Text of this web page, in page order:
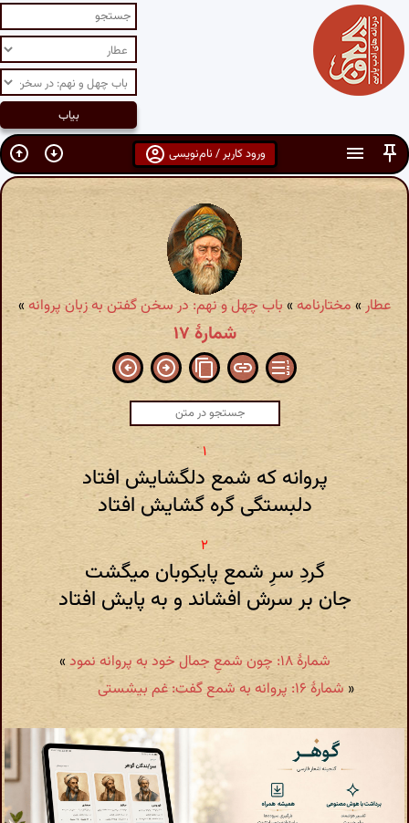
ورود کاربر / نام‌نویسی
عطار» مختارنامه» باب چهل و نهم: در سخن گفتن به زبان پروانه»
شمارهٔ ۱۷
پروانه که شمع دلگشایش افتاد
دلبستگی گره گشایش افتاد
گردِ سرِ شمع پایکوبان میگشت
جان بر سرش افشاند و به پایش افتاد
شمارهٔ ۱۸: چون شمعِ جمال خود به پروانه نمود
»
« شمارهٔ ۱۶: پروانه به شمع گفت: غم بیشستی